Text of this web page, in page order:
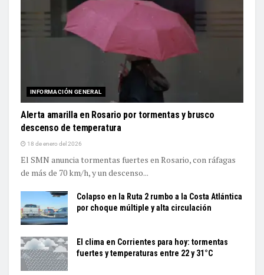
INFORMACIÓN GENERAL
Alerta amarilla en Rosario por tormentas y brusco
descenso de temperatura
18 de enero del 2026
El SMN anuncia tormentas fuertes en Rosario, con ráfagas
de más de 70 km/h, y un descenso...
Colapso en la Ruta 2 rumbo a la Costa Atlántica
por choque múltiple y alta circulación
El clima en Corrientes para hoy: tormentas
fuertes y temperaturas entre 22 y 31°C